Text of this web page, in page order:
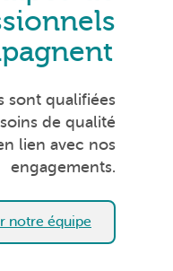
sont qualifiées
de qualité
lien avec nos
engagements.
notre équipe